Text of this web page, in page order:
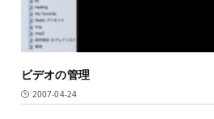
ビデオの管理
2007-04-24